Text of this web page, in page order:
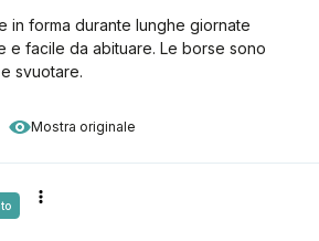
Mostra originale
in forma durante lunghe giornate
e facile da abituare. Le borse sono
svuotare.